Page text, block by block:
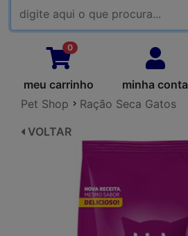
0
meu carrinho minha conta
Pet Shop
Ração Seca Gatos
VOLTAR